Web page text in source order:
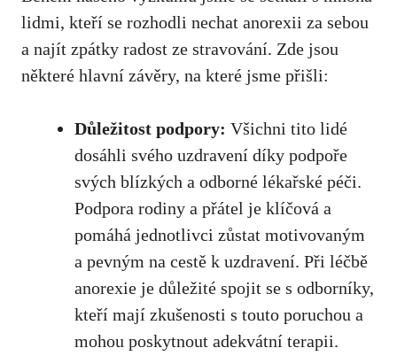
lidmi, kteří se rozhodli nechat anorexii za ‌sebou
a najít zpátky radost ze stravování. Zde jsou
některé hlavní závěry, ‍na které jsme⁣ přišli:
Důležitost podpory: Všichni⁢ tito lidé​
dosáhli⁤ svého uzdravení díky podpoře
svých⁤ blízkých a odborné lékařské péči.
Podpora rodiny a přátel‍ je klíčová a
pomáhá​ jednotlivci zůstat motivovaným
a pevným na cestě k uzdravení. Při léčbě
anorexie je důležité⁢ spojit se⁤ s odborníky,
kteří mají zkušenosti s ⁤touto poruchou a
mohou poskytnout adekvátní terapii.